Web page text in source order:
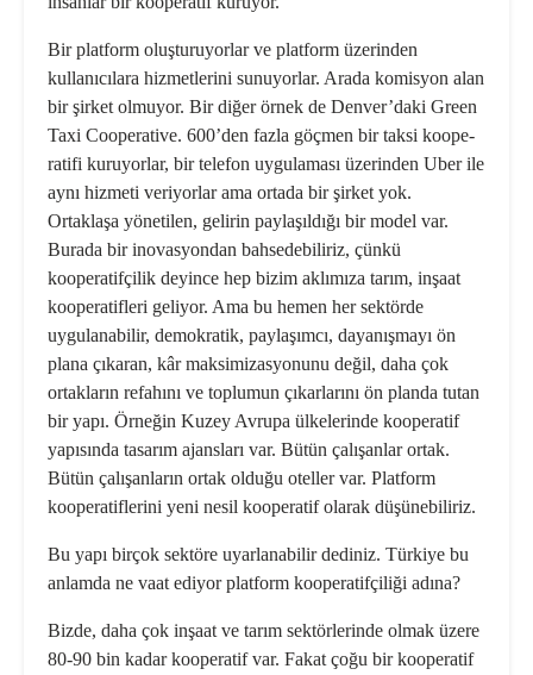
Bir platform oluşturuyorlar ve plat­form üzerinden
kullanıcılara hizmet­lerini sunuyorlar. Arada komisyon alan
bir şirket olmuyor. Bir diğer örnek de Denver’daki Green
Taxi Cooperative. 600’den fazla göçmen bir taksi koope­
ratifi kuruyorlar, bir telefon uygula­ması üzerinden Uber ile
aynı hizmeti veriyorlar ama ortada bir şirket yok.
Ortaklaşa yönetilen, gelirin paylaşıldığı bir model var.
Burada bir inovasyon­dan bahsedebiliriz, çünkü
kooperatif­çilik deyince hep bizim aklımıza tarım, inşaat
kooperatifleri geliyor. Ama bu hemen her sektörde
uygulanabilir, de­mokratik, paylaşımcı, dayanışmayı ön
plana çıkaran, kâr maksimizasyonunu değil, daha çok
ortakların refahını ve toplumun çıkarlarını ön planda tutan
bir yapı. Örneğin Kuzey Avrupa ülke­lerinde kooperatif
yapısında tasarım ajansları var. Bütün çalışanlar ortak.
Bütün çalışanların ortak olduğu oteller var. Platform
kooperatiflerini yeni nesil kooperatif olarak düşünebiliriz.
Bu yapı birçok sektöre uyarlanabilir dediniz. Türkiye bu
anlamda ne vaat ediyor platform kooperatifçiliği adı­na?
Bizde, daha çok inşaat ve tarım sektör­lerinde olmak üzere
80-90 bin kadar kooperatif var. Fakat çoğu bir koopera­tif